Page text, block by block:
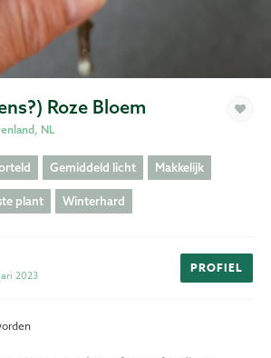
Roze Bloem
NL
Gemiddeld licht Makkelijk
plant Winterhard
2023
PROFIEL